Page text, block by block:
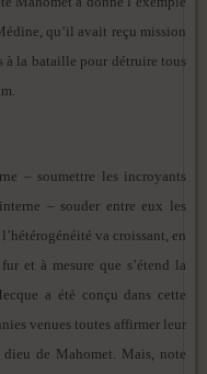
qu’il avait reçu mission
à la bataille pour détruire tous
– soumettre les incroyants
– souder entre eux les
va croissant, en
et à mesure que s’étend la
a été conçu dans cette
venues toutes affirmer leur
de Mahomet. Mais, note